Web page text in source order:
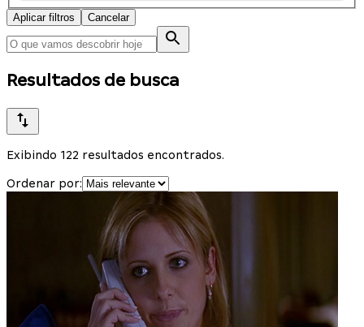
Aplicar filtros Cancelar
Resultados de busca
Exibindo 122 resultados encontrados.
Ordenar por: